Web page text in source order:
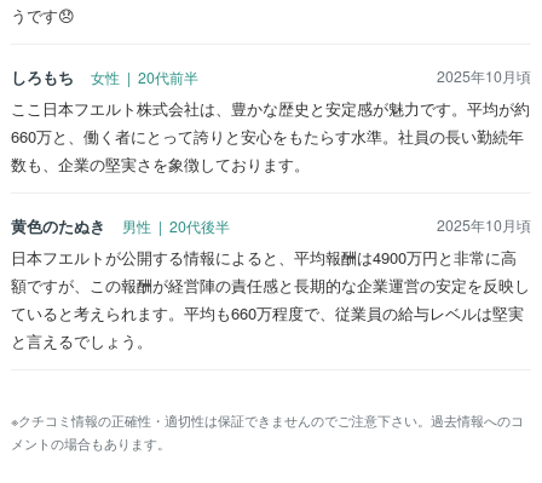
うです😞
しろもち 女性 | 20代前半 2025年10月頃
ここ日本フエルト株式会社は、豊かな歴史と安定感が魅力です。平均が約
660万と、働く者にとって誇りと安心をもたらす水準。社員の長い勤続年
数も、企業の堅実さを象徴しております。
黄色のたぬき 男性 | 20代後半 2025年10月頃
日本フエルトが公開する情報によると、平均報酬は4900万円と非常に高
額ですが、この報酬が経営陣の責任感と長期的な企業運営の安定を反映し
ていると考えられます。平均も660万程度で、従業員の給与レベルは堅実
と言えるでしょう。
※クチコミ情報の正確性・適切性は保証できませんのでご注意下さい。過去情報へのコ
メントの場合もあります。